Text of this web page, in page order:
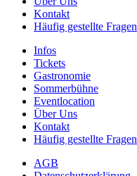
Kontakt
Häufig gestellte Fragen
Infos
Tickets
Gastronomie
Sommerbühne
Eventlocation
Über Uns
Kontakt
Häufig gestellte Fragen
AGB